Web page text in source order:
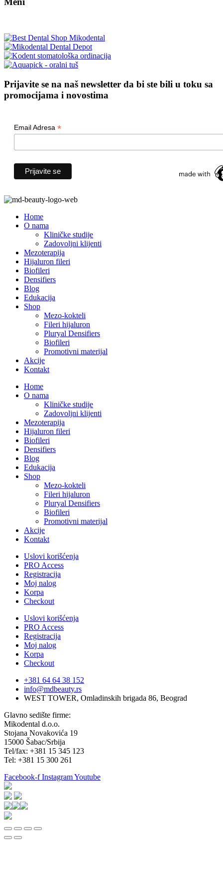
Prijavite se na naš newsletter da bi ste bili u toku sa
promocijama i novostima
Email Adresa *
Home
O nama
Kliničke studije
Zadovoljni klijenti
Mezoterapija
Hijaluron fileri
Biofileri
Densifiers
Blog
Edukacija
Shop
Mezo-kokteli
Fileri hijaluron
Pluryal Densifiers
Biofileri
Promotivni materijal
Akcije
Kontakt
Home
O nama
Kliničke studije
Zadovoljni klijenti
Mezoterapija
Hijaluron fileri
Biofileri
Densifiers
Blog
Edukacija
Shop
Mezo-kokteli
Fileri hijaluron
Pluryal Densifiers
Biofileri
Promotivni materijal
Akcije
Kontakt
Uslovi korišćenja
PRO Access
Registracija
Moj nalog
Korpa
Checkout
Uslovi korišćenja
PRO Access
Registracija
Moj nalog
Korpa
Checkout
+381 64 64 38 152
info@mdbeauty.rs
WEST TOWER, Omladinskih brigada 86, Beograd
Glavno sedište firme:
Mikodental d.o.o.
Stojana Novakovića 19
15000 Šabac/Srbija
Tel/fax: +381 15 345 123
Tel: +381 15 300 261
Facebook-f InstagramYoutube